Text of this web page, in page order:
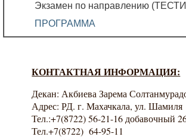
Экзамен по направлению
ПРОГРАММА
КОНТАКТНАЯ ИНФОРМАЦИЯ:
Декан: Акбиева Зарема
Адрес: РД. г. Махачкала, ул. Шамиля
Тел.:+7(8722) 56-21-16 добавочный
Тел.+7(8722) 64-95-11